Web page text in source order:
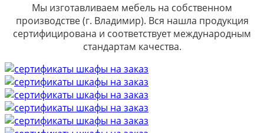
Мы изготавливаем мебель на собственном
производстве (г. Владимир). Вся нашла продукция
сертифицирована и соответствует международным
стандартам качества.